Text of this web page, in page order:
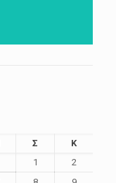
Σ
Κ
1
2